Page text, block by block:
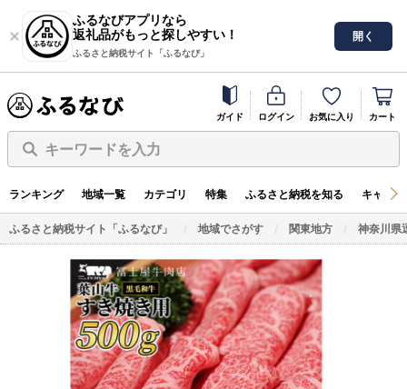
ふるなびアプリなら
返礼品がもっと探しやすい！
ふるさと納税サイト「ふるなび」
開く
ガイド ログイン お気に入り カート
キーワードを入力
ランキング 地域一覧 カテゴリ 特集 ふるさと納税を知る キャン
ふるさと納税サイト「ふるなび」 地域でさがす 関東地方 神奈川県